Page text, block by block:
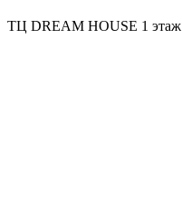
ТЦ DREAM HOUSE 1 этаж